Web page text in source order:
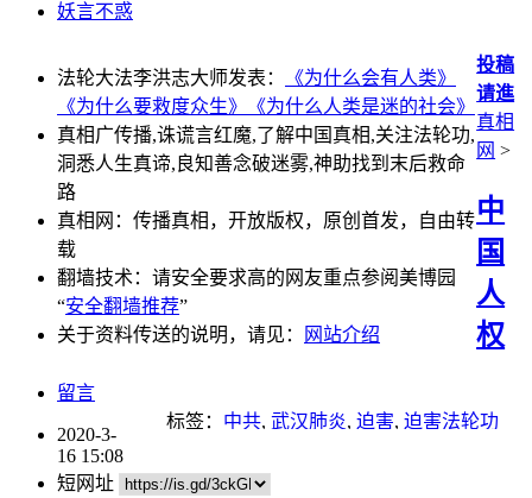
妖言不惑
法轮大法李洪志大师发表：
《为什么会有人类》
《为什么要救度众生》
《为什么人类是迷的社会》
真相广传播,诛谎言红魔,了解中国真相,关注法轮功,
洞悉人生真谛,良知善念破迷雾,神助找到末后救命
路
真相网：传播真相，开放版权，原创首发，自由转
载
翻墙技术：请安全要求高的网友重点参阅美博园
“安全翻墙推荐”
关于资料传送的说明，请见：
网站介绍
投稿
请進
真相
网 >
中
国
人
权
留言
标签： 中共, 武汉肺炎, 迫害, 迫害法轮功
2020-3-
16 15:08
短网址